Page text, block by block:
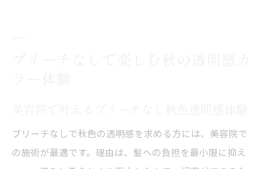
美容院とのカウンセリングで透明感カラー
ブリーチなしで秋色の透明感を求める方には、美容院で
の施術が最適です。理由は、髪への負担を最小限に抑え